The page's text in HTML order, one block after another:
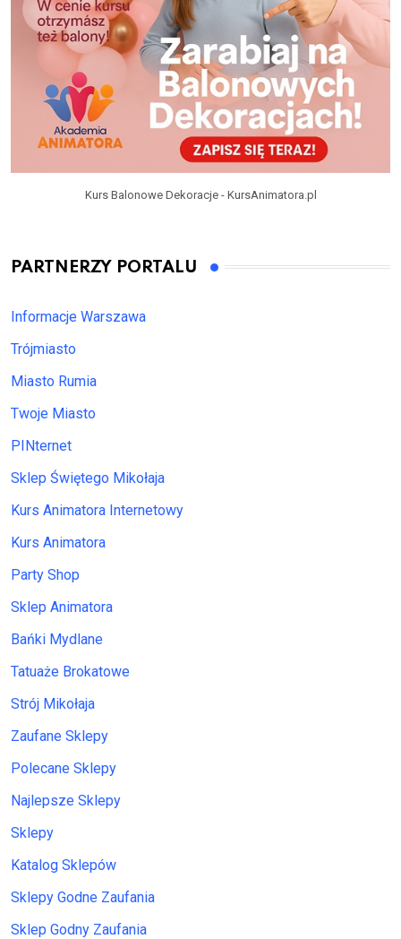
Kurs Balonowe Dekoracje - KursAnimatora.pl
PARTNERZY PORTALU
Informacje Warszawa
Trójmiasto
Miasto Rumia
Twoje Miasto
PINternet
Sklep Świętego Mikołaja
Kurs Animatora Internetowy
Kurs Animatora
Party Shop
Sklep Animatora
Bańki Mydlane
Tatuaże Brokatowe
Strój Mikołaja
Zaufane Sklepy
Polecane Sklepy
Najlepsze Sklepy
Sklepy
Katalog Sklepów
Sklepy Godne Zaufania
Sklep Godny Zaufania